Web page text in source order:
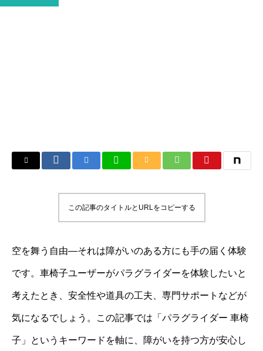
この記事のタイトルとURLをコピーする
空を舞う自由―それは障がいのある方にも手の届く体験
です。車椅子ユーザーがパラグライダーを体験したいと
考えたとき、安全性や道具の工夫、専門サポートなどが
気になるでしょう。この記事では「パラグライダー 車椅
子」というキーワードを軸に、障がいを持つ方が安心し